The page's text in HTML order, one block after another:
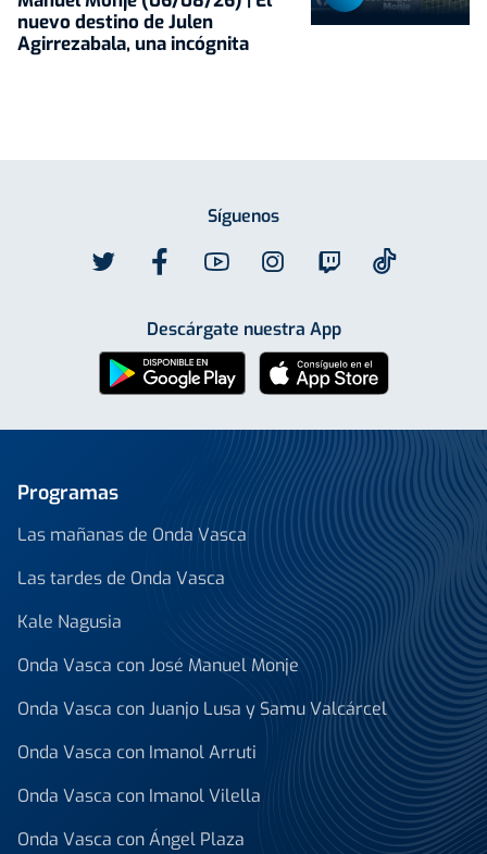
nuevo destino de Julen
Agirrezabala, una incógnita
Síguenos
Descárgate nuestra App
Programas
Las mañanas de Onda Vasca
Las tardes de Onda Vasca
Kale Nagusia
Onda Vasca con José Manuel Monje
Onda Vasca con Juanjo Lusa y Samu Valcárcel
Onda Vasca con Imanol Arruti
Onda Vasca con Imanol Vilella
Onda Vasca con Ángel Plaza